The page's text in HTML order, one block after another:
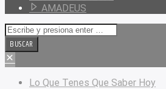
AMADEUS
Lo Que Tenes Que Saber Hoy